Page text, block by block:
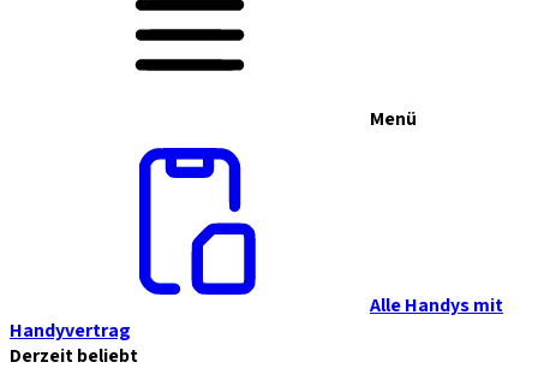
Menü
Alle Handys mit
Handyvertrag
Derzeit beliebt